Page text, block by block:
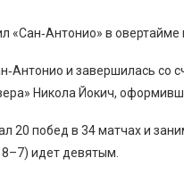
«Сан‑Антонио» в
и завершилась со
Никола Йокич,
20 побед в 34 матчах и
идет девятым.